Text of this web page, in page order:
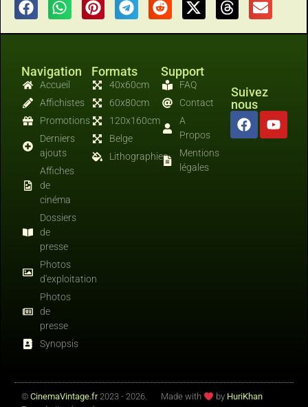
Navigation
Accueil
Affichistes
Promotions
Derniers
ajouts
Affiches
de
cinéma
Dossiers
de
presse
Photos
d'exploitation
Photos
de
presse
Synopsis
Formats
40x60cm
60x80cm
120x160cm
Belge
Lithographies
Support
FAQ
Contact
A
Propos
Mentions
légales
Suivez
nous
© CinemaVintage.fr2023 - 2026.
Made with by HuriKhan